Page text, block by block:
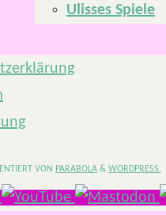
Ulisses Spiele
VON PARABOLA& WORDPRESS.